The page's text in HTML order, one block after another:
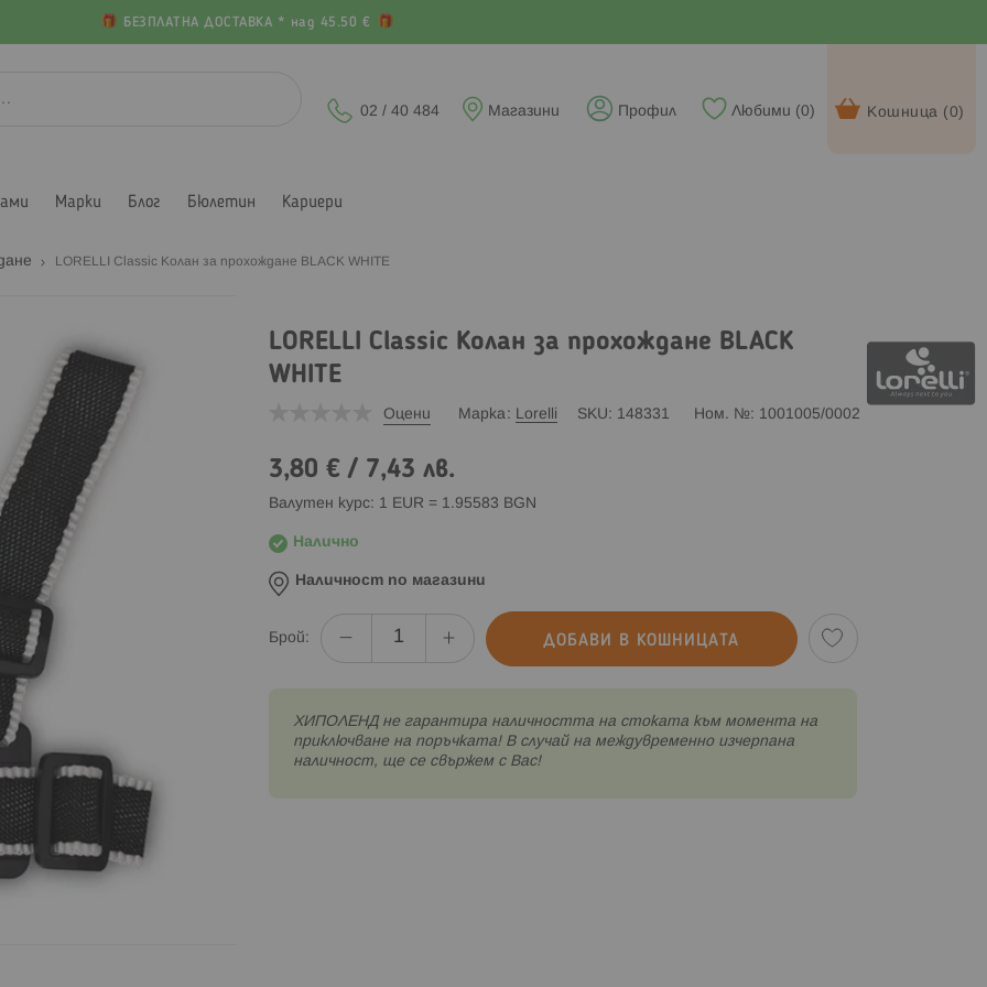
БЕЗПЛАТНА ДОСТАВКА * над 45.50 €
Кошница (0)
Любими (0)
Профил
Магазини
02 / 40 484
Марки Блог Бюлетин Кариери
LORELLI Classic Колан за прохождане BLACK WHITE
LORELLI Classic Колан за прохождане BLACK
WHITE
Оцени Марка Lorelli SKU 148331 Ном. № 1001005/0002
3,80 €/ 7,43 лв.
Валутен курс: 1 EUR = 1.95583 BGN
Налично
Наличност по магазини
Брой: ДОБАВИ В КОШНИЦАТА
XИПОЛЕНД не гарантира наличността на стоката към момента на
приключване на поръчката! В случай на междувременно изчерпана
наличност, ще се свържем с Вас!